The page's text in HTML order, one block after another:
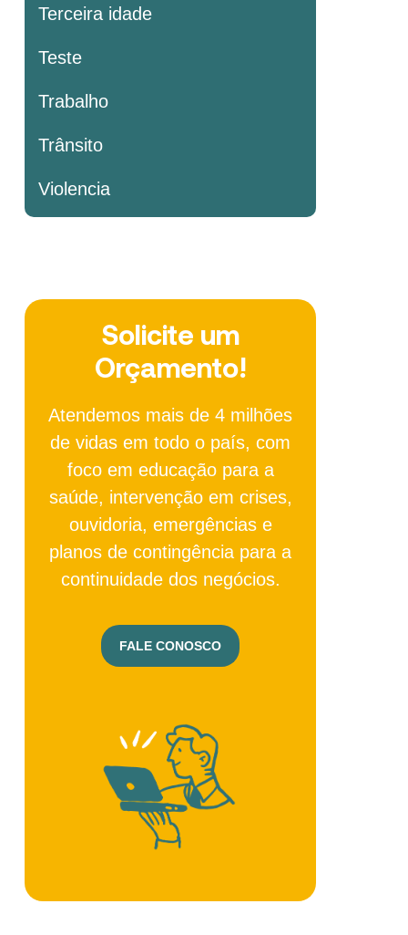
Terceira idade
Teste
Trabalho
Trânsito
Violencia
Solicite um
Orçamento!
Atendemos mais de 4 milhões
de vidas em todo o país, com
foco em educação para a
saúde, intervenção em crises,
ouvidoria, emergências e
planos de contingência para a
continuidade dos negócios.
FALE CONOSCO